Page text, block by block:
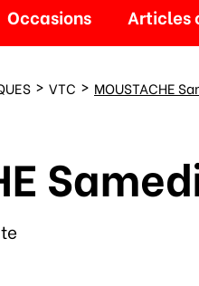
Occasions Articles
VTC MOUSTACHE